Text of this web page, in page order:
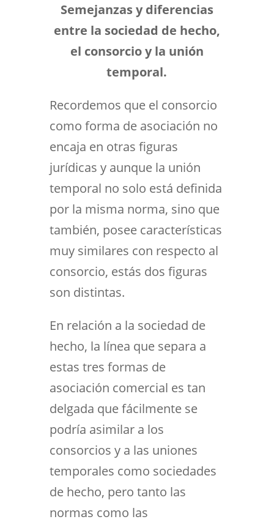
Semejanzas y diferencias
entre la sociedad de hecho,
el consorcio y la unión
temporal.
Recordemos que el consorcio
como forma de asociación no
encaja en otras figuras
jurídicas y aunque la unión
temporal no solo está definida
por la misma norma, sino que
también, posee características
muy similares con respecto al
consorcio, estás dos figuras
son distintas.
En relación a la sociedad de
hecho, la línea que separa a
estas tres formas de
asociación comercial es tan
delgada que fácilmente se
podría asimilar a los
consorcios y a las uniones
temporales como sociedades
de hecho, pero tanto las
normas como las